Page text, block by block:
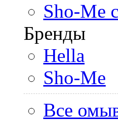
Sho-Me
Бренды
Hella
Sho-Me
Все